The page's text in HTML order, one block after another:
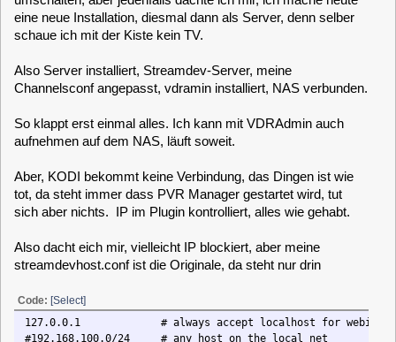
So klappt erst einmal alles. Ich kann mit VDRAdmin auch
aufnehmen auf dem NAS, läuft soweit.
Aber, KODI bekommt keine Verbindung, das Dingen ist wie
tot, da steht immer dass PVR Manager gestartet wird, tut
sich aber nichts. IP im Plugin kontrolliert, alles wie gehabt.
Also dacht eich mir, vielleicht IP blockiert, aber meine
streamdevhost.conf ist die Originale, da steht nur drin
127.0.0.1 # always accept localhost for webif access
#192.168.100.0/24 # any host on the local net
#204.152.189.113 # a specific host
Gebe ich die IP vom MLD ein, mit Port 3000 komme ich auch
auf den Streamdev Server, der ist also erreichbar meiner
eingestellt auf 34890
Gibt es noch andere Sachen die ich überprüfen muss?